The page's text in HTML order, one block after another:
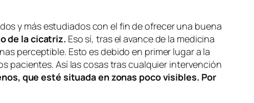
y más estudiados con el fin de ofrecer una buena
de la cicatriz. Eso sí, tras el avance de la medicina
perceptible. Esto es debido en primer lugar a la
pacientes. Así las cosas tras cualquier intervención
que esté situada en zonas poco visibles. Por